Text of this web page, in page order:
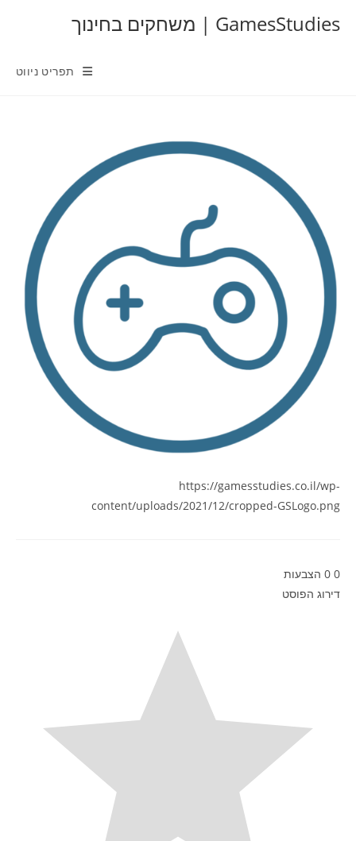
GamesStudies | משחקים בחינוך
תפריט ניווט
https://gamesstudies.co.il/wp-
content/uploads/2021/12/cropped-GSLogo.png
0
0 הצבעות
דירוג הפוסט